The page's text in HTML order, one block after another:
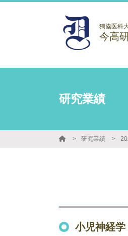
獨協医科
今高
研究業績
研究業績
小児神経学